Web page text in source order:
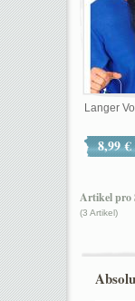
Langer
8,99 €
Artikel pro
(3 Artikel)